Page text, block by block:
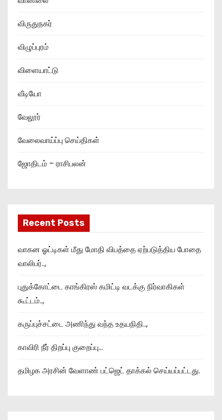
விருதுநகர்
விழுப்புரம்
விளையாட்டு
வீடியோ
வேலூர்
வேலைவாய்ப்பு செய்திகள்
ஜோதிடம் – ராசிபலன்
Recent Posts
வாகன ஓட்டிகள் மீது மோதி விபத்தை ஏற்படுத்திய போதை
வாலிபர்..,
புதுக்கோட்டை காங்கிரஸ் கமிட்டி வடக்கு நிர்வாகிகள்
கூட்டம்..,
கருப்புச்சட்டை அணிந்து வந்த உதயநிதி..,
காவிரி நீர் திறப்பு குறைப்பு…
தமிழக அரசின் வேளாண் பட்ஜெட் தாக்கல் செய்யப்பட்டது.